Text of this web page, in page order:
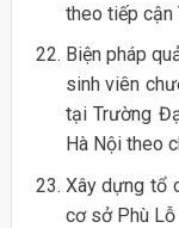
theo tiếp cận
Biện pháp
sinh viên
tại Trường
Hà Nội theo
Xây dựng tổ
cơ sở Phù